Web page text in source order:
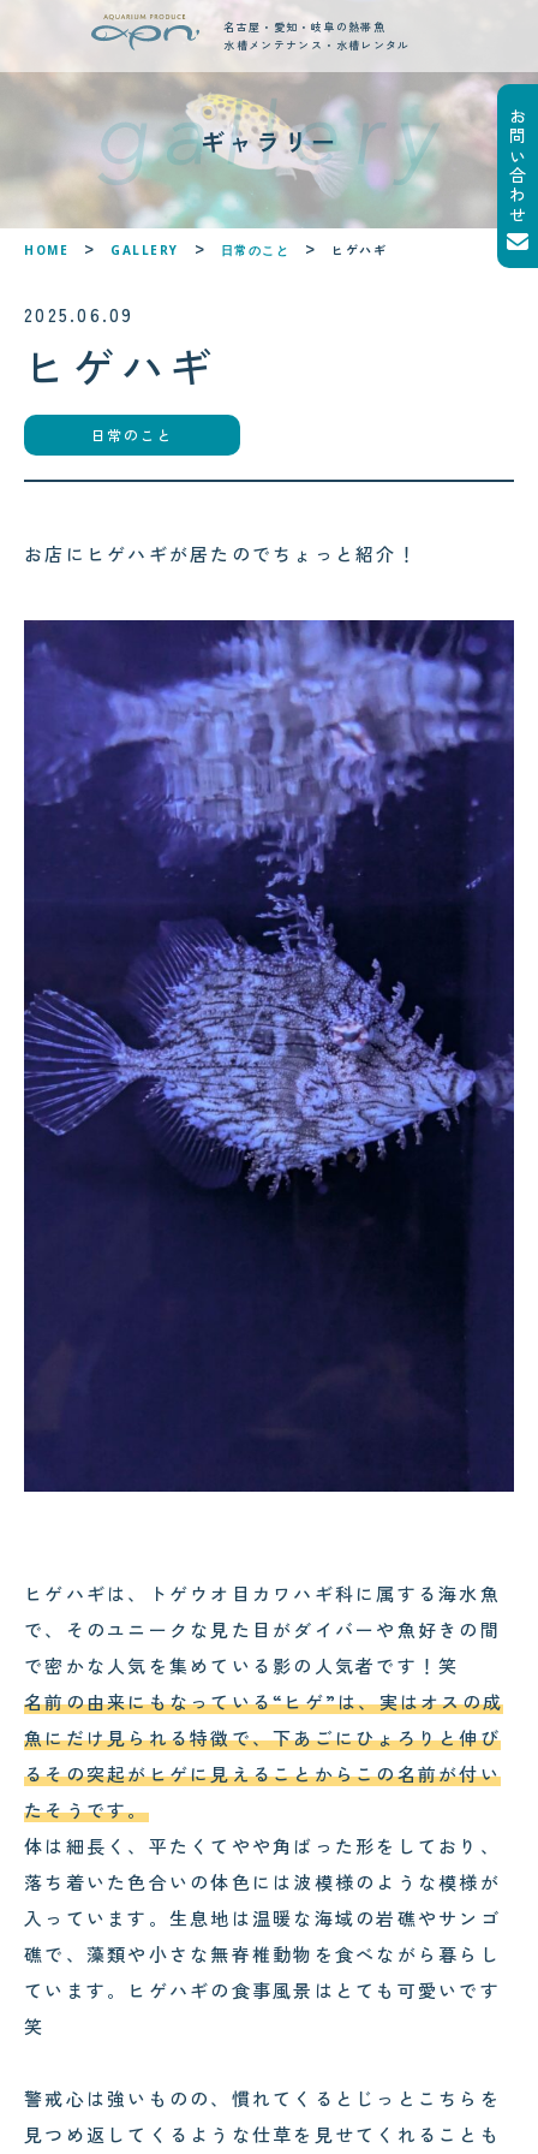
名古屋・愛知・岐阜の熱帯魚
水槽メンテナンス・水槽レンタル
new posts
最新ブログ記事
コクテンフグの意外な一面！海水
2026.08.03
可児市のクリニック様へ水槽メン
テナンス｜美しい水景を支える定
期メンテナンスの大切さ
2026.07.28
スカンクシュリンプが抱卵！実は
「雌雄同体」の不思議なエビでし
た！
お問い合わせ
ギャラリー
HOME GALLERY 日常のこと ヒゲハギ
2025.06.09
ヒゲハギ
日常のこと
お店にヒゲハギが居たのでちょっと紹介！
ヒゲハギは、トゲウオ目カワハギ科に属する海水魚
で、そのユニークな見た目がダイバーや魚好きの間
で密かな人気を集めている影の人気者です！笑
名前の由来にもなっている“ヒゲ”は、実はオスの成
魚にだけ見られる特徴で、下あごにひょろりと伸び
るその突起がヒゲに見えることからこの名前が付い
たそうです。
体は細長く、平たくてやや角ばった形をしており、
落ち着いた色合いの体色には波模様のような模様が
入っています。生息地は温暖な海域の岩礁やサンゴ
礁で、藻類や小さな無脊椎動物を食べながら暮らし
ています。ヒゲハギの食事風景はとても可愛いです
笑
警戒心は強いものの、慣れてくるとじっとこちらを
見つめ返してくるような仕草を見せてくれることも